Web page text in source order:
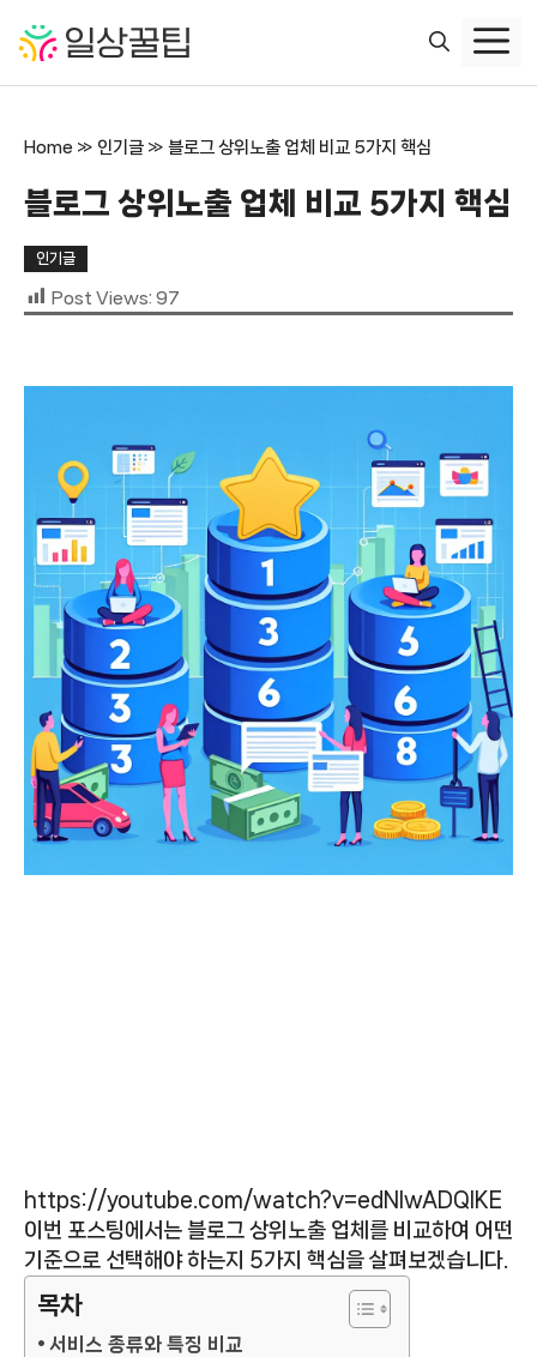
Home » 인기글 » 블로그 상위노출 업체 비교 5가지 핵심
블로그 상위노출 업체 비교 5가지 핵심
인기글
Post Views: 97
https://youtube.com/watch?v=edNlwADQlKE
이번 포스팅에서는 블로그 상위노출 업체를 비교하여 어떤
기준으로 선택해야 하는지 5가지 핵심을 살펴보겠습니다.
목차
서비스 종류와 특징 비교